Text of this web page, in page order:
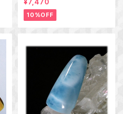
ント 天然石アクセサリー
一点物
10%OFF